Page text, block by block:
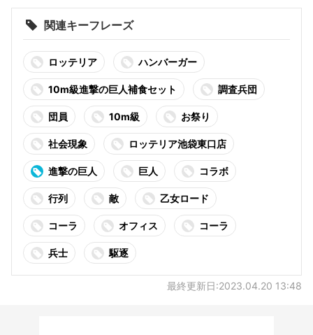
関連キーフレーズ
ロッテリア ハンバーガー
10m級進撃の巨人補食セット 調査兵団
団員 10m級 お祭り
社会現象 ロッテリア池袋東口店
進撃の巨人 巨人 コラボ
行列 敵 乙女ロード
コーラ オフィス コーラ
兵士 駆逐
最終更新日:2023.04.20 13:48